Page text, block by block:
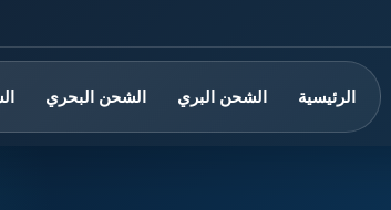
الرئيسية الشحن البري الشحن البحري